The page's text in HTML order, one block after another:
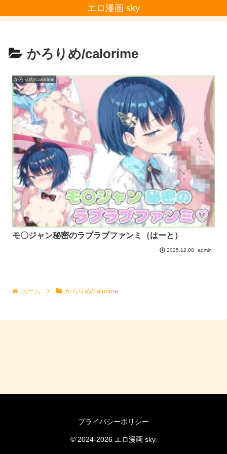
エロ漫画 sky
かろりめ/calorime
かろりめ/calorime
モ〇ジャン秘密のラブラブファンミ（はーと）
2025.12.08 admin
ホーム かろりめ/calorime
プライバシーポリシー
© 2024-2026 エロ漫画 sky.